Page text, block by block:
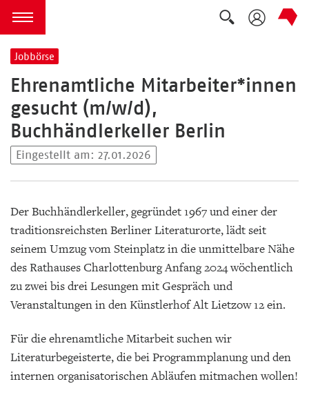
zum Inhalt springen
Menü öffnen
Suche
Jobbörse
Ehrenamtliche Mitarbeiter*innen
gesucht (m/w/d),
Buchhändlerkeller Berlin
Eingestellt am: 27.01.2026
Der Buchhändlerkeller, gegründet 1967 und einer der
traditionsreichsten Berliner Literaturorte, lädt seit
seinem Umzug vom Steinplatz in die unmittelbare Nähe
des Rathauses Charlottenburg Anfang 2024 wöchentlich
zu zwei bis drei Lesungen mit Gespräch und
Veranstaltungen in den Künstlerhof Alt Lietzow 12 ein.
Für die ehrenamtliche Mitarbeit suchen wir
Literaturbegeisterte, die bei Programmplanung und den
internen organisatorischen Abläufen mitmachen wollen!